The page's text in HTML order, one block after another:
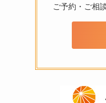
ご予約・ご相